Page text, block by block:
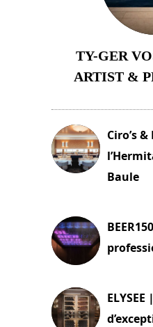
TY-GER
ARTIST &
Ciro’s
Baule